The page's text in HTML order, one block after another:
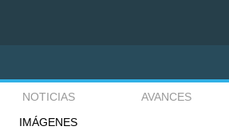
NOTICIAS
AVANCES
IMÁGENES